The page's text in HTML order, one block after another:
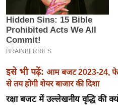
ई
-
पे
प
र
मि
इसे भी पढ़ें: आम बजट 2023-24,
से तय होगी शेयर बाजार की दिशा
रक्षा बजट में उल्लेखनीय वृद्धि की